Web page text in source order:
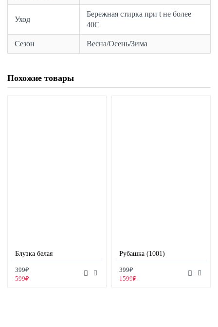
Уход
Бережная стирка при t не более
40С
Сезон Весна/Осень/Зима
Похожие товары
Блузка белая
399₽
599₽
Рубашка (1001)
399₽
1599₽